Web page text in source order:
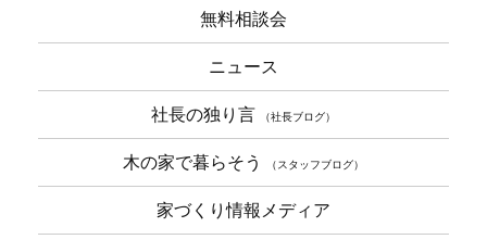
無料相談会
ニュース
社長の独り言 （社長ブログ）
木の家で暮らそう （スタッフブログ）
家づくり情報メディア